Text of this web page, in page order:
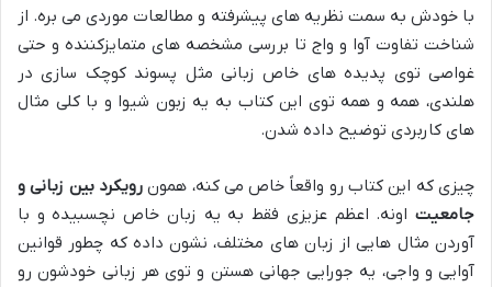
با خودش به سمت نظریه های پیشرفته و مطالعات موردی می بره. از
شناخت تفاوت آوا و واج تا بررسی مشخصه های متمایزکننده و حتی
غواصی توی پدیده های خاص زبانی مثل پسوند کوچک سازی در
هلندی، همه و همه توی این کتاب به یه زبون شیوا و با کلی مثال
های کاربردی توضیح داده شدن.
چیزی که این کتاب رو واقعاً خاص می کنه، همونرویکرد بین زبانی و
جامعیت اونه. اعظم عزیزی فقط به یه زبان خاص نچسبیده و با
آوردن مثال هایی از زبان های مختلف، نشون داده که چطور قوانین
آوایی و واجی، یه جورایی جهانی هستن و توی هر زبانی خودشون رو